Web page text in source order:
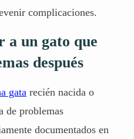
complicaciones.
a un gato que
después
gata recién nacida o
de problemas
documentados en